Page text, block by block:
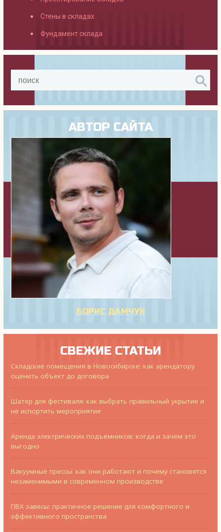
Стены в складах
Фундамент склада
АВТОР САЙТА
БОРИС ДАМЧУК
СВЕЖИЕ СТАТЬИ
Складские помещения в Новосибирске: как арендатору
оценить объект до договора
Шатер для фестиваля: как выбрать правильный укрытие и
не испортить мероприятие
Аренда электрических подъёмников: когда и зачем это
выгодно
Вакуумные прессы: как они работают и почему становятся
незаменимыми в современном производстве
ПВХ завесы: практичное решение для комфортного и
эффективного пространства